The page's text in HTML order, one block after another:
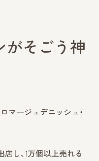
がそごう神
マージュデニッシュ・
店し、1万個以上売れる